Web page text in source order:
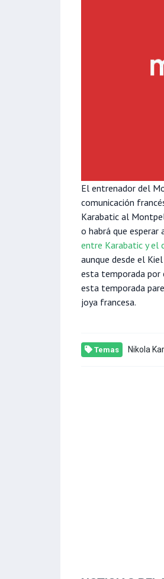
El entrenador del
comunicación
Karabatic al
o habrá que esperar
entre Karabatic y el
aunque desde el
esta temporada por
esta temporada
joya francesa.
Temas Nikola